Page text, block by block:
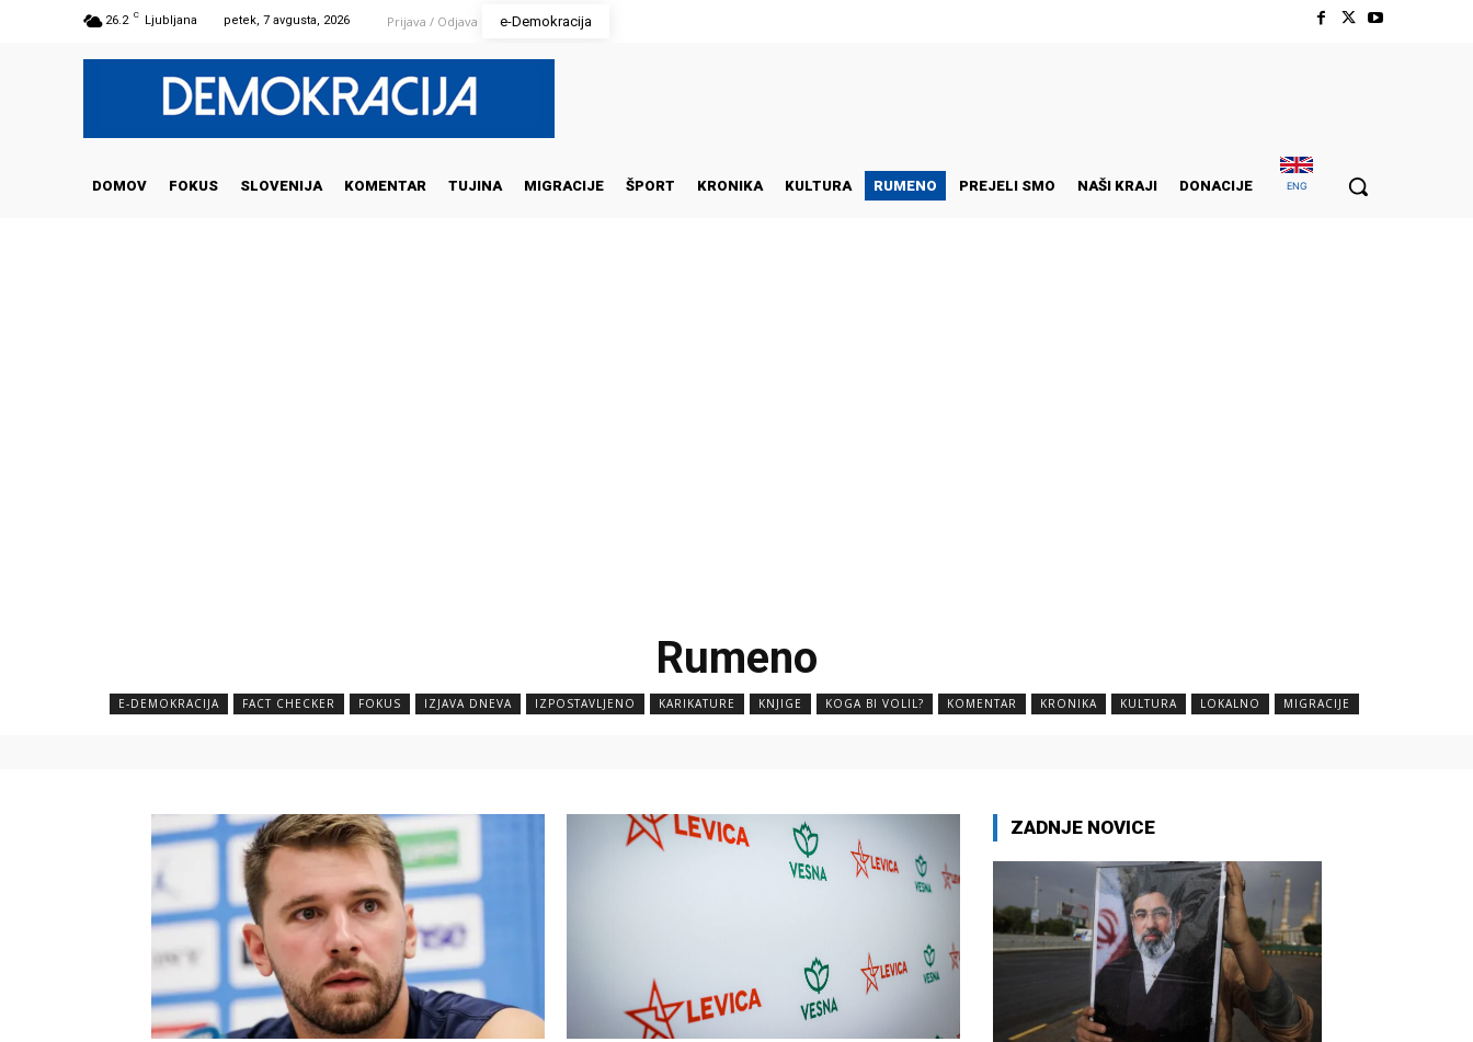
26.2 C Ljubljana petek, 7 avgusta, 2026 Prijava / Odjava e-Demokracija
DOMOV FOKUS SLOVENIJA KOMENTAR TUJINA MIGRACIJE ŠPORT KRONIKA KULTURA RUMENO PREJELI SMO NAŠI KRAJI DONACIJE ENG
Rumeno
E-DEMOKRACIJA FACT CHECKER FOKUS IZJAVA DNEVA IZPOSTAVLJENO KARIKATURE KNJIGE KOGA BI VOLIL? KOMENTAR KRONIKA KULTURA LOKALNO MIGRACIJE
ZADNJE NOVICE